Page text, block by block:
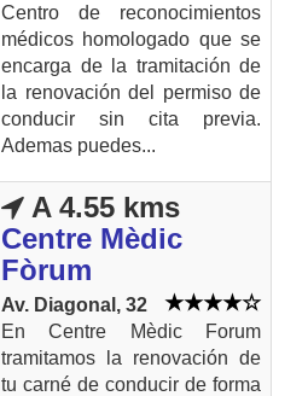
Centro de reconocimientos
médicos homologado que se
encarga de la tramitación de
la renovación del permiso de
conducir sin cita previa.
Ademas puedes...
A 4.55 kms
Centre Mèdic
Fòrum
Av. Diagonal, 32
En Centre Mèdic Forum
tramitamos la renovación de
tu carné de conducir de forma